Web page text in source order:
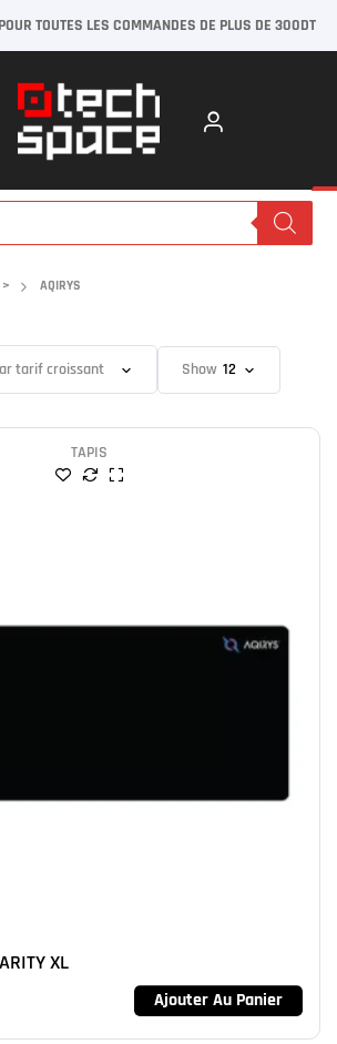
POUR TOUTES LES COMMANDES DE PLUS DE 300DT
> AQIRYS
Show
TAPIS
XL
Ajouter Au Panier